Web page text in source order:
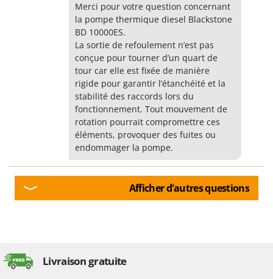
Merci pour votre question concernant
la pompe thermique diesel Blackstone
BD 10000ES.
La sortie de refoulement n’est pas
conçue pour tourner d’un quart de
tour car elle est fixée de manière
rigide pour garantir l’étanchéité et la
stabilité des raccords lors du
fonctionnement. Tout mouvement de
rotation pourrait compromettre ces
éléments, provoquer des fuites ou
endommager la pompe.
Afficher d'autres questions
Livraison gratuite